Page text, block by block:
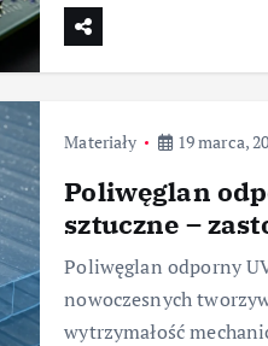
Materiały 19 marca,
Poliwęglan
sztuczne –
Poliwęglan odporny
nowoczesnych
wytrzymałość